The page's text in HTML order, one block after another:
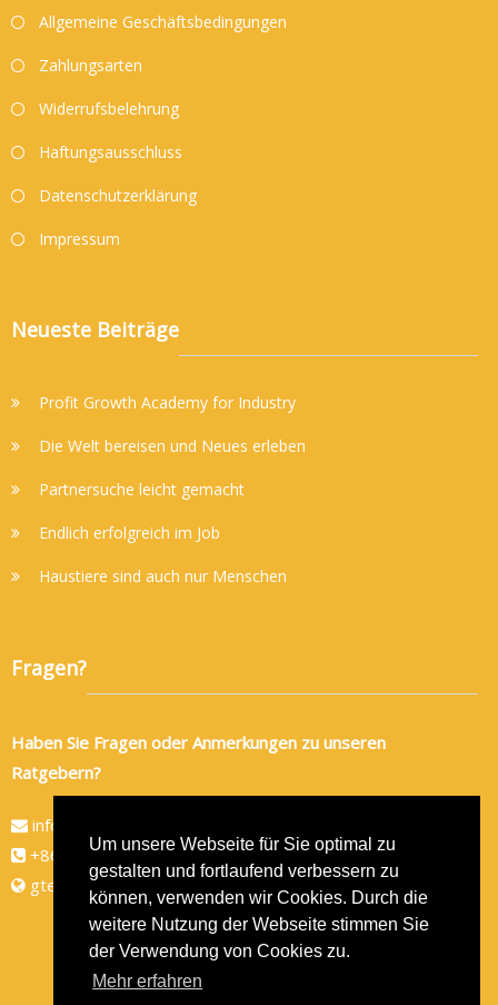
Um unsere Webseite für Sie optimal zu
gestalten und fortlaufend verbessern zu
können, verwenden wir Cookies. Durch die
weitere Nutzung der Webseite stimmen Sie
der Verwendung von Cookies zu.
Mehr erfahren
Allgemeine Geschäftsbedingungen
Zahlungsarten
Widerrufsbelehrung
Haftungsausschluss
Datenschutzerklärung
Impressum
Neueste Beiträge
Profit Growth Academy for Industry
Die Welt bereisen und Neues erleben
Partnersuche leicht gemacht
Endlich erfolgreich im Job
Haustiere sind auch nur Menschen
Fragen?
Haben Sie Fragen oder Anmerkungen zu unseren
Ratgebern?
info@gtec-shop.de
+86 134 82438080
gtec-shop.de